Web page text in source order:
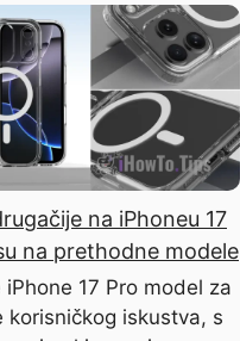
na iPhoneu 17
na prethodne modele
17 Pro model za
korisničkog iskustva, s